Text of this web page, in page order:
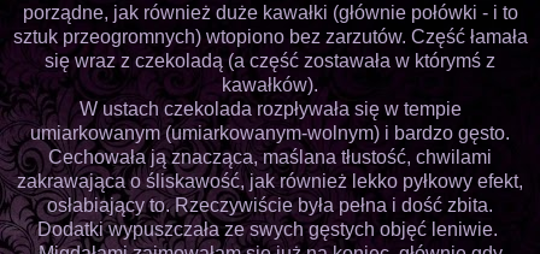
porządne, jak również duże kawałki (głównie połówki - i to
sztuk przeogromnych) wtopiono bez zarzutów. Część łamała
się wraz z czekoladą (a część zostawała w którymś z
kawałków).
W ustach czekolada rozpływała się w tempie
umiarkowanym (umiarkowanym-wolnym) i bardzo gęsto.
Cechowała ją znacząca, maślana tłustość, chwilami
zakrawająca o śliskawość, jak również lekko pyłkowy efekt,
osłabiający to. Rzeczywiście była pełna i dość zbita.
Dodatki wypuszczała ze swych gęstych objęć leniwie.